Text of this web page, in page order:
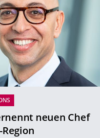
neuen Chef